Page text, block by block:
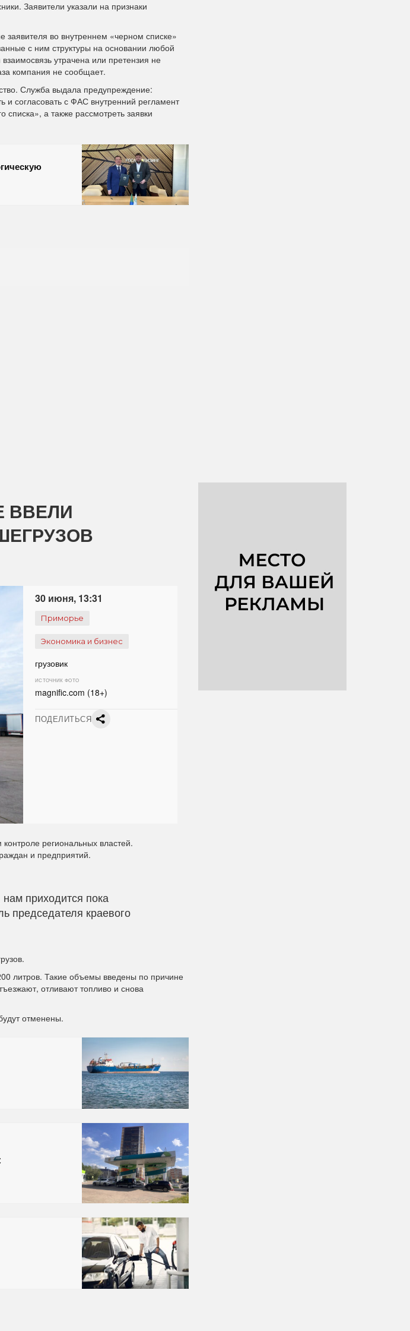
Заявители указали на признаки
заявителя во внутреннем «черном списке»
с ним структуры на основании любой
утрачена или претензия не
компания не сообщает.
Служба выдала предупреждение:
и согласовать с ФАС внутренний регламент
а также рассмотреть заявки
ВВЕЛИ
30 июня, 13:31
Приморье
Экономика и бизнес
грузовик
ИСТОЧНИК ФОТО
magnific.com (18+)
ПОДЕЛИТЬСЯ
региональных властей.
и предприятий.
приходится пока
председателя краевого
литров. Такие объемы введены по причине
отливают топливо и снова
отменены.